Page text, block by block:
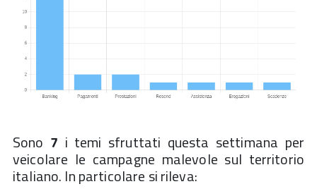
Sono 7 i temi sfruttati questa settimana per
veicolare le campagne malevole sul territorio
italiano. In particolare si rileva: